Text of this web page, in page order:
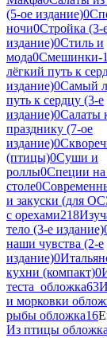
(5-ое издание)0
ночи0Стройка (3-
издание)0Стиль и
мода0Смешинки-1
лёгкий путь к
издание)0Самый
путь к сердцу (3-е
издание)0Салаты
празднику (7-ое
издание)0
(птицы)0Суши и
роллы0Специи
столе0
и закуски (для
с орехами218
тело (3-е издание)
наши чувства (2-е
издание)0
кухни (компакт)0
теста_обложка63
и морковки
рыбы обложка16
Из птицы обложка